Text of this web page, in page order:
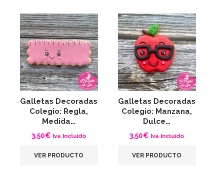
Galletas Decoradas
Colegio: Regla,
Medida…
3,50€ Iva Incluido
VER PRODUCTO
Galletas Decoradas
Colegio: Manzana,
Dulce…
3,50€ Iva Incluido
VER PRODUCTO